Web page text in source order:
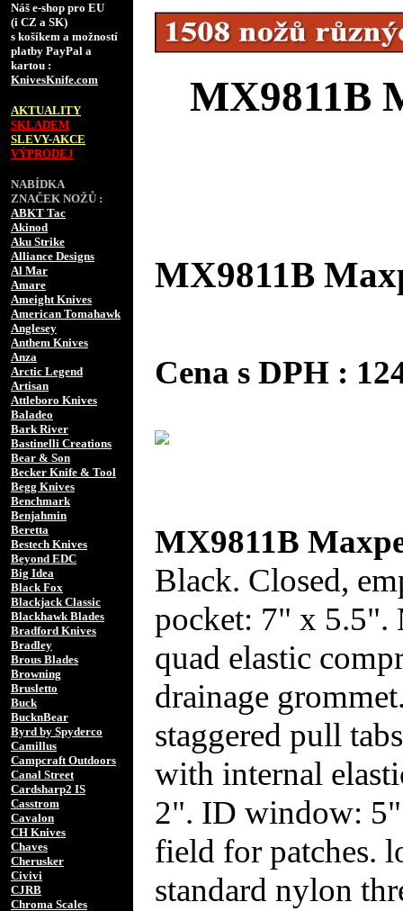
Náš e-shop pro EU
(i CZ a SK)
s košíkem a možností
platby PayPal a
kartou :
KnivesKnife.com
AKTUALITY
SKLADEM
SLEVY-AKCE
VÝPRODEJ
NABÍDKA
ZNAČEK NOŽŮ :
ABKT Tac
Akinod
Aku Strike
Alliance Designs
Al Mar
Amare
Ameight Knives
American Tomahawk
Anglesey
Anthem Knives
Anza
Arctic Legend
Artisan
Attleboro Knives
Baladeo
Bark River
Bastinelli Creations
Bear & Son
Becker Knife & Tool
Begg Knives
Benchmark
Benjahmin
Beretta
Bestech Knives
Beyond EDC
Big Idea
Black Fox
Blackjack Classic
Blackhawk Blades
Bradford Knives
Bradley
Brous Blades
Browning
Brusletto
Buck
BucknBear
Byrd by Spyderco
Camillus
Campcraft Outdoors
Canal Street
Cardsharp2 IS
Casstrom
Cavalon
CH Knives
Chaves
Cherusker
Civivi
CJRB
Chroma Scales
MX9811B
MX9811B
Cena s DPH :
MX9811B
Black. Closed,
pocket: 7" x 5.5".
quad elastic
drainage
staggered pull
with internal
2". ID window:
field for patches.
standard nylon